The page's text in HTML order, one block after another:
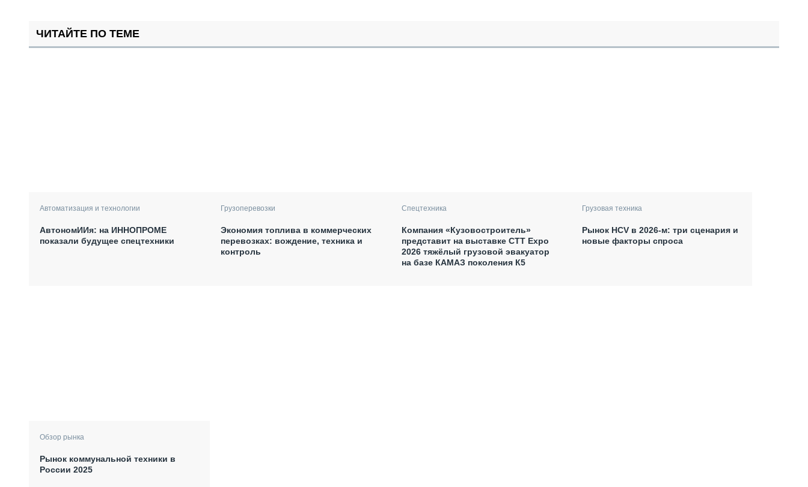
ЧИТАЙТЕ ПО ТЕМЕ
Автоматизация и технологии
АвтономИИя: на ИННОПРОМЕ
показали будущее спецтехники
Грузоперевозки
Экономия топлива в коммерческих
перевозках: вождение, техника и
контроль
Спецтехника
Компания «Кузовостроитель»
представит на выставке CTT Expo
2026 тяжёлый грузовой эвакуатор
на базе КАМАЗ поколения К5
Грузовая техника
Рынок HCV в 2026-м: три сценария и
новые факторы спроса
Обзор рынка
Рынок коммунальной техники в
России 2025